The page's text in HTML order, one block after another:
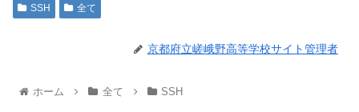
SSH 全て
京都府立嵯峨野高等学校サイト管理者
ホーム 全て SSH